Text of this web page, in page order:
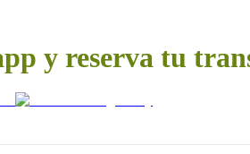
y reserva tu